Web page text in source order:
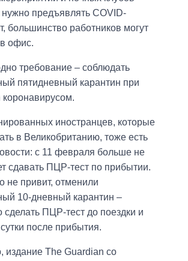
предъявлять COVID-
большинство работников могут
офис.
требование – соблюдать
пятидневный карантин при
иностранцев, которые
в Великобританию, тоже есть
с 11 февраля больше не
сдавать ПЦР-тест по прибытии.
не привит, отменили
10-дневный карантин –
сделать ПЦР-тест до поездки и
после прибытия.
издание The Guardian со